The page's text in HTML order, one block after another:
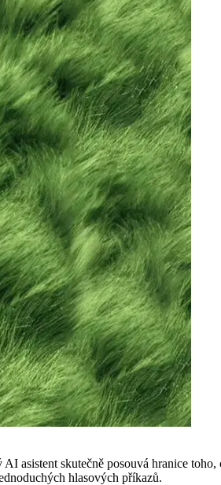
asistent skutečně posouvá hranice
hlasových příkazů.